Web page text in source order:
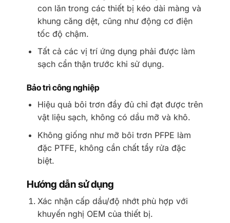
con lăn trong các thiết bị kéo dài màng và
khung căng dệt, cũng như động cơ điện
tốc độ chậm.
Tất cả các vị trí ứng dụng phải được làm
sạch cẩn thận trước khi sử dụng.
Bảo trì công nghiệp
Hiệu quả bôi trơn đầy đủ chỉ đạt được trên
vật liệu sạch, không có dầu mỡ và khô.
Không giống như mỡ bôi trơn PFPE làm
đặc PTFE, không cần chất tẩy rửa đặc
biệt.
Hướng dẫn sử dụng
Xác nhận cấp dầu/độ nhớt phù hợp với
khuyến nghị OEM của thiết bị.